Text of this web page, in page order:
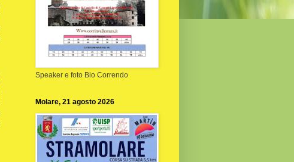
Speaker e foto Bio Correndo
Molare, 21 agosto 2026